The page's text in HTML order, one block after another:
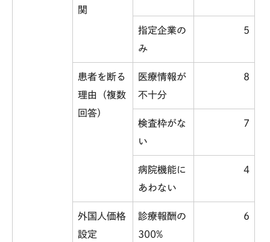
関
指定企業の
み
5
患者を断る
理由（複数
回答）
医療情報が
不十分
8
検査枠がな
い
7
病院機能に
あわない
4
外国人価格
設定
診療報酬の
300%
6